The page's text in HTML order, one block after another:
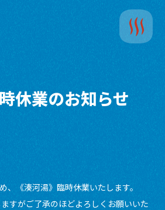
休業のお知らせ
、《湊河湯》臨時休業いたします。
すがご了承のほどよろしくお願いいた